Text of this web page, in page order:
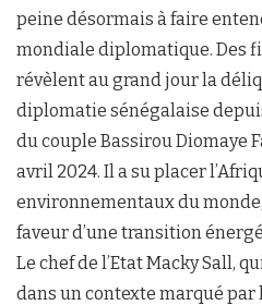
peine désormais à faire
mondiale diplomatique. Des
révèlent au grand jour la
diplomatie sénégalaise
du couple Bassirou Diomaye
avril 2024. Il a su placer
environnementaux du
faveur d’une transition
Le chef de l’Etat Macky Sall,
dans un contexte marqué par